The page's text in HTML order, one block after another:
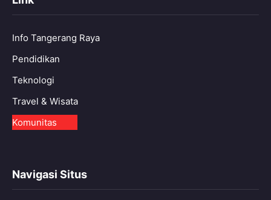
Info Tangerang Raya
Pendidikan
Teknologi
Travel & Wisata
Komunitas
Navigasi Situs